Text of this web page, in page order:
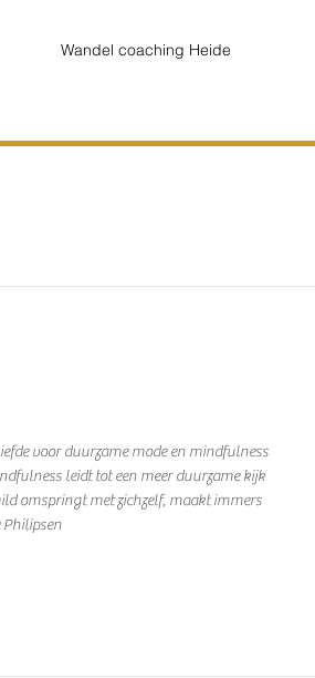
Wandel coaching Heide
voor duurzame mode en mindfulness
leidt tot een meer duurzame kijk
omspringt met zichzelf, maakt immers
Philipsen